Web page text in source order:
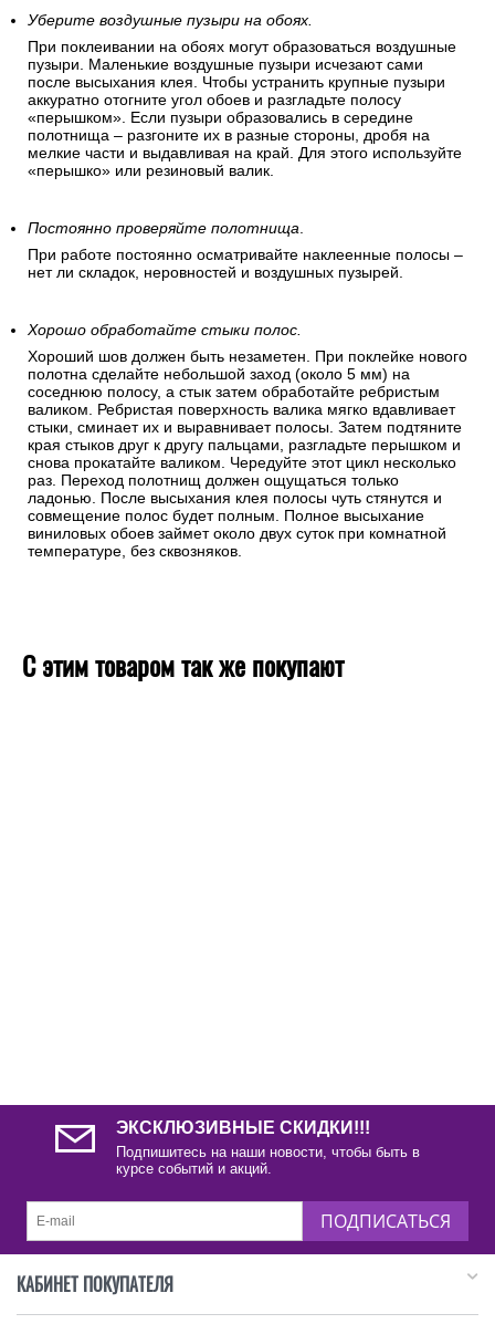
Уберите воздушные пузыри на обоях.
При поклеивании на обоях могут образоваться воздушные
пузыри. Маленькие воздушные пузыри исчезают сами
после высыхания клея. Чтобы устранить крупные пузыри
аккуратно отогните угол обоев и разгладьте полосу
«перышком». Если пузыри образовались в середине
полотнища – разгоните их в разные стороны, дробя на
мелкие части и выдавливая на край. Для этого используйте
«перышко» или резиновый валик.
Постоянно проверяйте полотнища.
При работе постоянно осматривайте наклеенные полосы –
нет ли складок, неровностей и воздушных пузырей.
Хорошо обработайте стыки полос.
Хороший шов должен быть незаметен. При поклейке нового
полотна сделайте небольшой заход (около 5 мм) на
соседнюю полосу, а стык затем обработайте ребристым
валиком. Ребристая поверхность валика мягко вдавливает
стыки, сминает их и выравнивает полосы. Затем подтяните
края стыков друг к другу пальцами, разгладьте перышком и
снова прокатайте валиком. Чередуйте этот цикл несколько
раз. Переход полотнищ должен ощущаться только
ладонью. После высыхания клея полосы чуть стянутся и
совмещение полос будет полным. Полное высыхание
виниловых обоев займет около двух суток при комнатной
температуре, без сквозняков.
С этим товаром так же покупают
ЭКСКЛЮЗИВНЫЕ СКИДКИ!!!
Подпишитесь на наши новости, чтобы быть в
курсе событий и акций.
ПОДПИСАТЬСЯ
КАБИНЕТ ПОКУПАТЕЛЯ